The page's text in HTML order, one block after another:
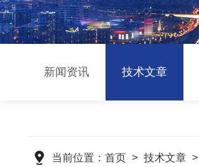
新闻资讯 技术文章
当前位置： 首页 > 技术文章 >